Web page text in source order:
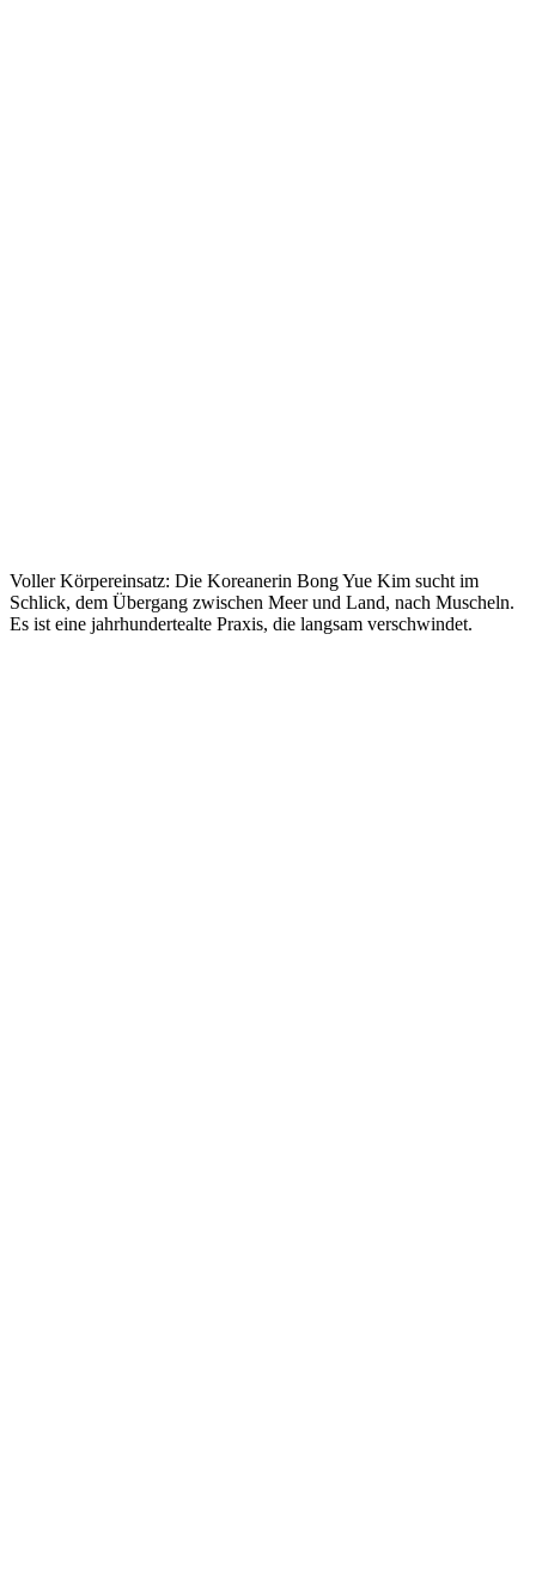
Voller Körpereinsatz: Die Koreanerin Bong Yue Kim sucht im
Schlick, dem Über­gang zwischen Meer und Land, nach Muscheln.
Es ist eine jahr­hunderte­alte Praxis, die langsam verschwindet.